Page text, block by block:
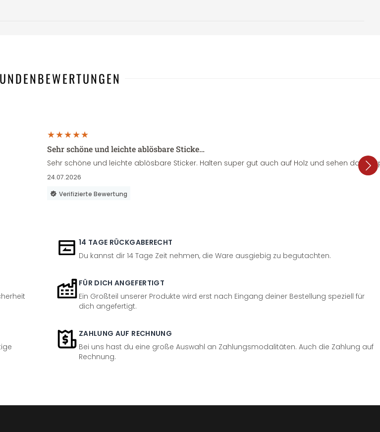
Sehr schöne und leichte ablösbare Sticke…
Sehr schöne und leichte ablösbare Sticker. Halten super gut auch auf Holz und sehen dazu
24.07.2026
Verifizierte Bewertung
14 TAGE RÜCKGABERECHT
Du kannst dir 14 Tage Zeit nehmen, die Ware ausgiebig zu begutachten.
FÜR DICH ANGEFERTIGT
Ein Großteil unserer Produkte wird erst nach Eingang deiner Bestellung speziell für
dich angefertigt.
ZAHLUNG AUF RECHNUNG
Bei uns hast du eine große Auswahl an Zahlungsmodalitäten. Auch die Zahlung auf
Rechnung.